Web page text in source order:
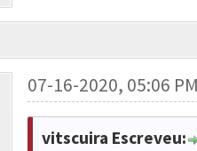
07-16-2020, 05:06
vitscuira Escreveu: